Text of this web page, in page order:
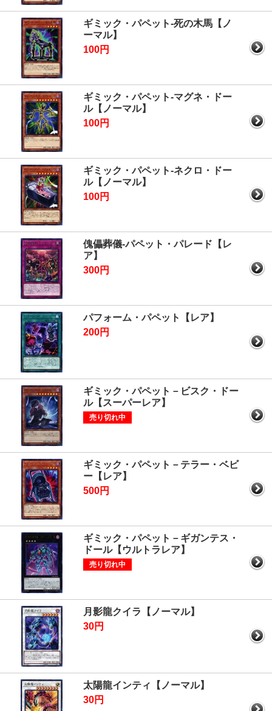
ギミック・パペット-死の木馬【ノ
ーマル】
100円
ギミック・パペット-マグネ・ドー
ル【ノーマル】
100円
ギミック・パペット-ネクロ・ドー
ル【ノーマル】
100円
傀儡葬儀-パペット・パレード【レ
ア】
300円
パフォーム・パペット【レア】
200円
ギミック・パペット－ビスク・ドー
ル【スーパーレア】
売り切れ中
ギミック・パペット－テラー・ベビ
ー【レア】
500円
ギミック・パペット－ギガンテス・
ドール【ウルトラレア】
売り切れ中
月影龍クイラ【ノーマル】
30円
太陽龍インティ【ノーマル】
30円